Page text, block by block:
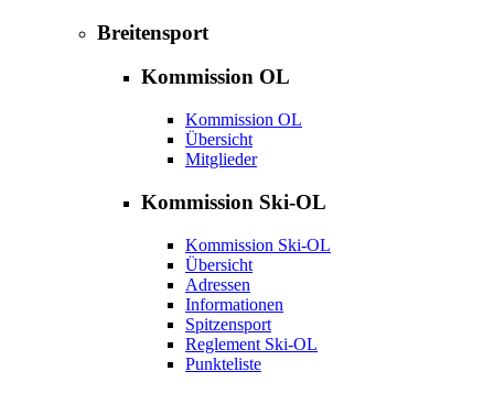
Breitensport
Kommission OL
Kommission OL
Übersicht
Mitglieder
Kommission Ski-OL
Kommission Ski-OL
Übersicht
Adressen
Informationen
Spitzensport
Reglement Ski-OL
Punkteliste